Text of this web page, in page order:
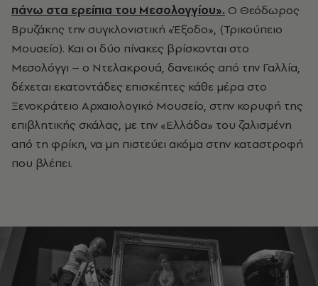
πάνω στα ερείπια του Μεσολογγίου». Ο Θεόδωρος
Βρυζάκης την συγκλονιστική «Έξοδο», (Τρικούπειο
Μουσείο). Και οι δύο πίνακες βρίσκονται στο
Μεσολόγγι – ο Ντελακρουά, δανεικός από την Γαλλία,
δέχεται εκατοντάδες επισκέπτες κάθε μέρα στο
Ξενοκράτειο Αρχαιολογικό Μουσείο, στην κορυφή της
επιβλητικής σκάλας, με την «Ελλάδα» του ζαλισμένη
από τη φρίκη, να μη πιστεύει ακόμα στην καταστροφή
που βλέπει.